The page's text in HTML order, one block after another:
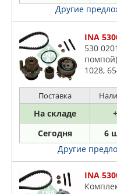
Другие
INA
530
1028,
Поставка
На складе +
Сегодня 6
Другие
INA